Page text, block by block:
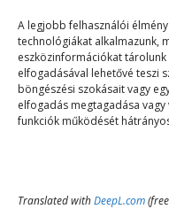
A legjobb felhasználói
technológiákat alkalmazunk,
eszközinformációkat tárolunk
elfogadásával lehetővé teszi
böngészési szokásait vagy
elfogadás megtagadása
funkciók működését
Translated withDeepL.com
🌙💦 Ell’
Éjszakai
és